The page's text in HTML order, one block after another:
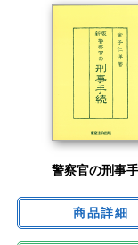
警察官の刑事